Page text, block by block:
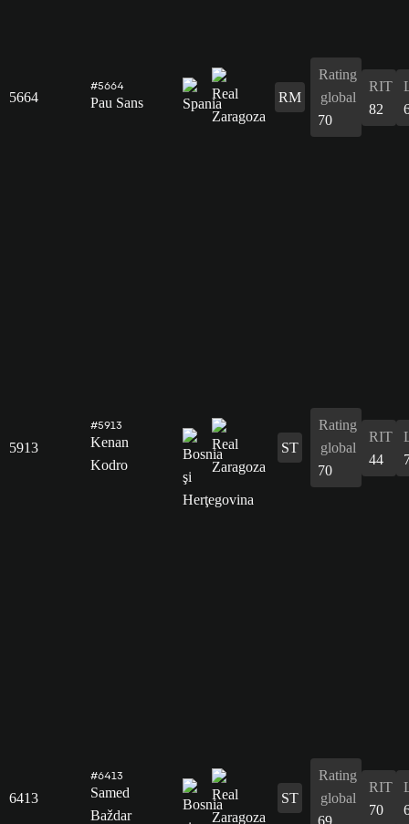
5664
#5664
Pau Sans RM
Rating
global
70
RIT
82
5913
#5913
Kenan
Kodro
ST
Rating
global
70
RIT
44
6413
#6413
Samed
Baždar
ST
Rating
global
69
RIT
70